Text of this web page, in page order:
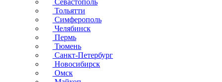
Севастополь
Тольятти
Симферополь
Челябинск
Пермь
Тюмень
Санкт-Петербург
Новосибирск
Омск